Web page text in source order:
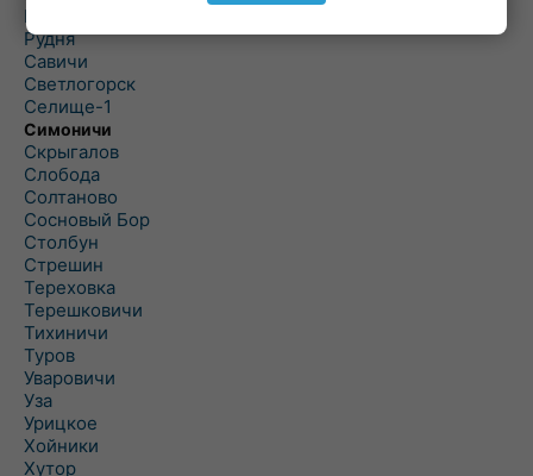
Рогинь
Рудня
Савичи
Светлогорск
Селище-1
Симоничи
Скрыгалов
Слобода
Солтаново
Сосновый Бор
Столбун
Стрешин
Тереховка
Терешковичи
Тихиничи
Туров
Уваровичи
Уза
Урицкое
Хойники
Хутор